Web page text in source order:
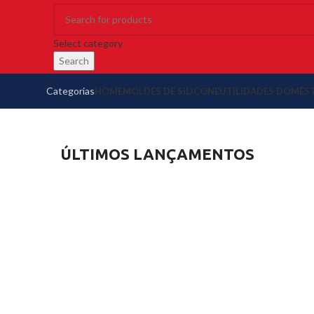
Select category
Search
CategoriasHOMEMOLDES DE SILICONEUTILIDADES
ÚLTIMOS LANÇAMENTOS